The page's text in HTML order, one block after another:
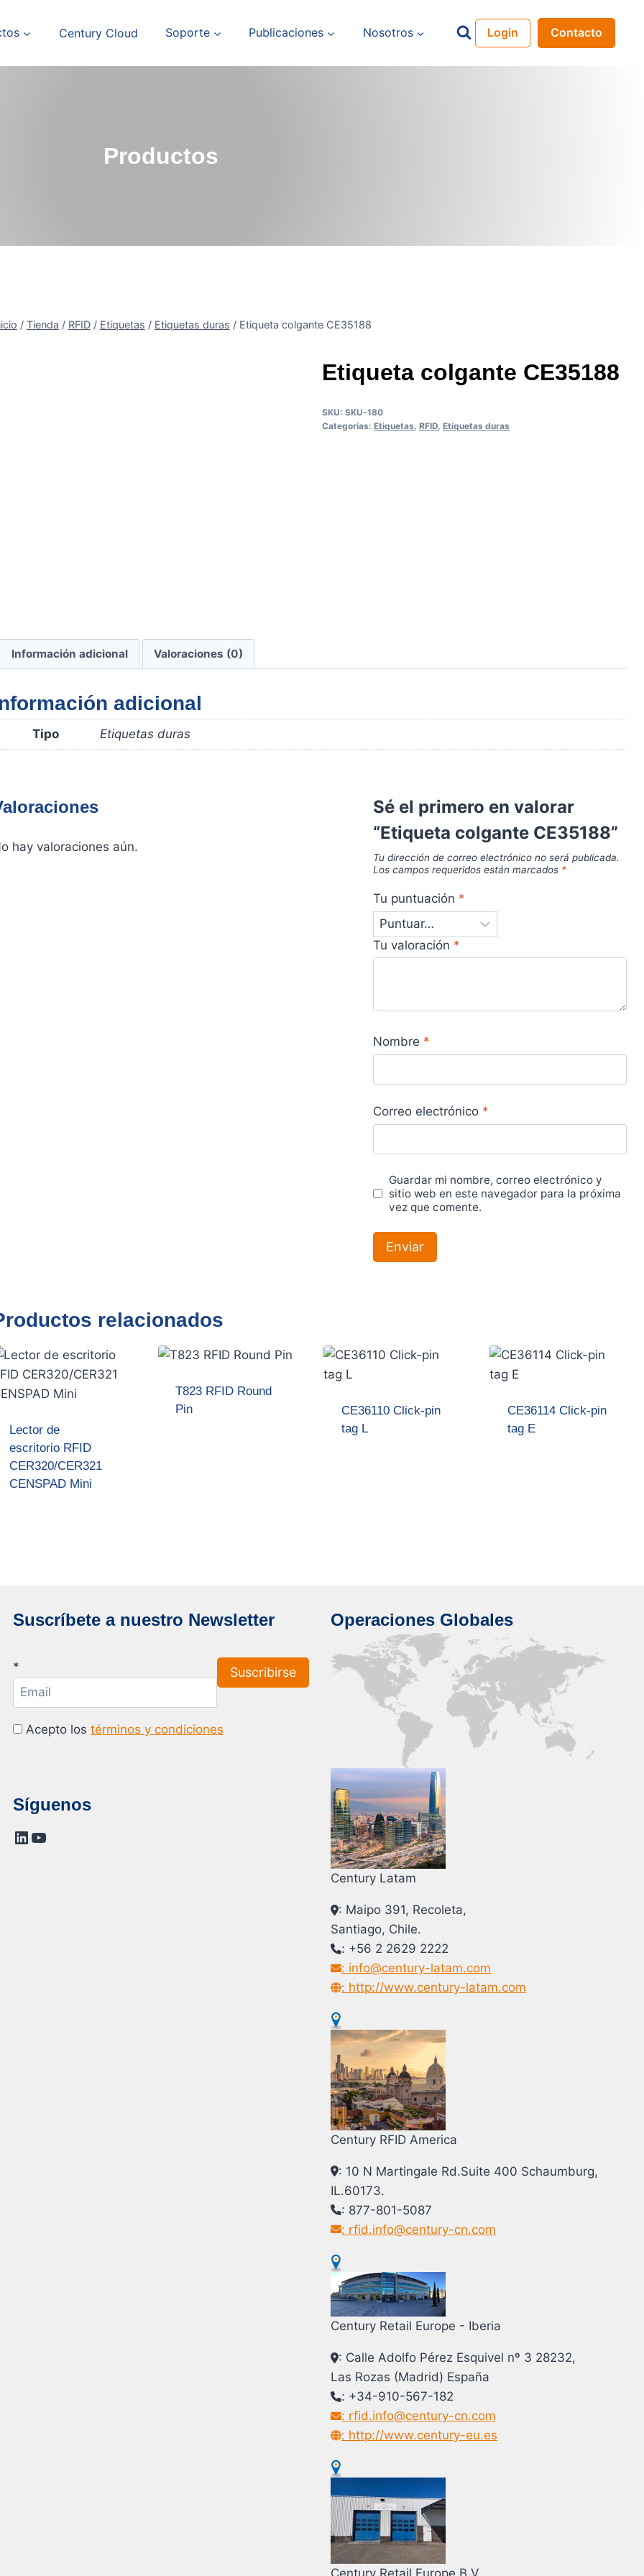
Century Cloud Soporte Publicaciones Nosotros Login Contacto
Productos
/ Tienda / RFID / Etiquetas / Etiquetas duras / Etiqueta colgante CE35188
Etiqueta colgante CE35188
SKU:SKU-180
Categorías:Etiquetas ,RFID ,Etiquetas duras
Información adicional Valoraciones (0)
adicional
Tipo Etiquetas duras
hay valoraciones aún.
Sé el primero en valorar
“Etiqueta colgante CE35188”
Tu dirección de correo electrónico no será publicada.
Los campos requeridos están marcados *
Tu puntuación *
Tu valoración *
Nombre *
Correo electrónico *
Guardar mi nombre, correo electrónico y
sitio web en este navegador para la próxima
vez que comente.
relacionados
Lector de
escritorio RFID
CER320/CER321
CENSPAD Mini
T823 RFID Round
Pin
CE36110 Click-pin
tag L
CE36114 Click-pin
tag E
Suscríbete a nuestro Newsletter
*
Acepto los términos y condiciones
Síguenos
LinkedIn
YouTube
Operaciones Globales
Century Latam
: Maipo 391, Recoleta,
Santiago, Chile.
: +56 2 2629 2222
: info@century-latam.com
: http://www.century-latam.com
Century RFID America
: 10 N Martingale Rd.Suite 400 Schaumburg,
IL.60173.
: 877-801-5087
: rfid.info@century-cn.com
Century Retail Europe - Iberia
: Calle Adolfo Pérez Esquivel nº 3 28232,
Las Rozas (Madrid) España
: +34-910-567-182
: rfid.info@century-cn.com
: http://www.century-eu.es
Century Retail Europe B.V